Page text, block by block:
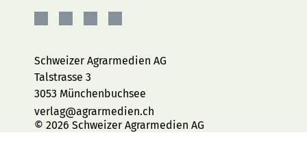
Facebook
Instagram
YouTubeLinkedIn
Schweizer Agrarmedien AG
Talstrasse 3
3053 Münchenbuchsee
verlag@agrarmedien.ch
© 2026 Schweizer Agrarmedien AG